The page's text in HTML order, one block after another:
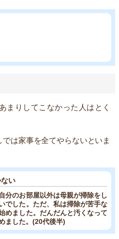
まりしてこなかった人はとく
は家事を全てやらないといま
い
分のお部屋以外は母親が掃除をし
でした。ただ、私は掃除が苦手な
めました。だんだんと汚くなって
ました。(20代後半)